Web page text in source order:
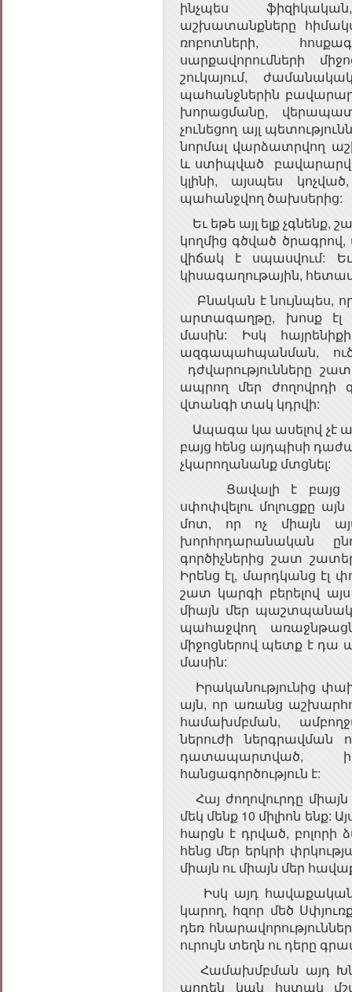
ինչպես
աշխատանքները
ռոբոտների,
սարքավորումների
շուկայում,
պահանջներին
խորացմանը,
չունեցող այլ
նորմալ վարձատրվող
և ստիպված
կլինի, այսպես
պահանջվող ծախսերից:
Եւ եթե այլ ելք չգնենք,
կողմից գծված
վիճակ է սպասվում:
կիսագաղութային,
Բնական է նույնպես,
արտագաղթը, խոսք էլ
մասին: Իսկ
ազգապահպանման,
դժվարությունները
ապրող մեր ժողովրդի
վտանգի տակ կդրվի:
Ապագա կա ասելով չէ
բայց հենց այդպիսի
չկարողանանք մտցնել:
Ցավալի է բայց
սփոփվելու մոլուցքը
մոտ, որ ոչ միայն
խորհրդարանական
գործիչներից շատ
Իրենց էլ, մարդկանց էլ
շատ կարգի բերելով
միայն մեր
պահաջվող
միջոցներով պետք է դա
մասին:
Իրականությունից
այն, որ առանց
համախմբման,
ներուժի ներգրավման
դատապարտված,
հանցագործություն է:
Հայ ժողովուրդը
մեկ մենք 10 միլիոն ենք:
հարցն է դրված, բոլորի
հենց մեր երկրի
միայն ու միայն մեր
Իսկ այդ հավաքական
կարող, հզոր մեծ
դեռ
ուրույն տեղն ու դերը
Համախմբման այդ
արդեն կան հստակ